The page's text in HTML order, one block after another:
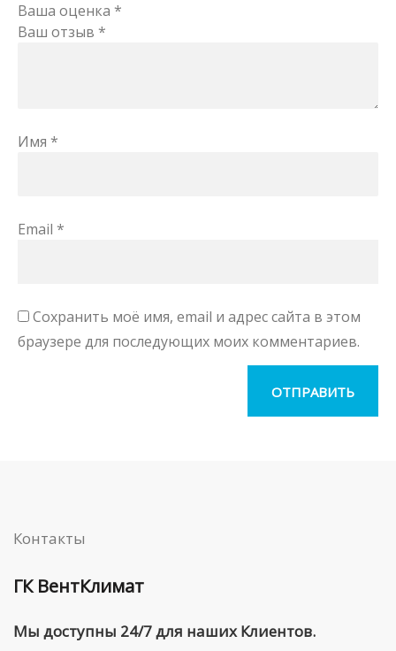
Ваша оценка *
Ваш отзыв *
Имя *
Email *
Сохранить моё имя, email и адрес сайта в этом
браузере для последующих моих комментариев.
Контакты
ГК ВентКлимат
Мы доступны 24/7 для наших Клиентов.